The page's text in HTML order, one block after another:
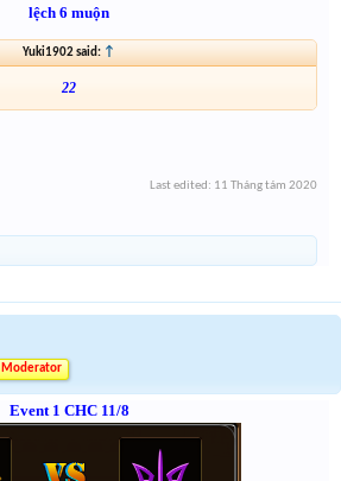
lệch 6 muộn
Yuki1902 said: ↑
22
Last edited: 11 Tháng tám 2020
Moderator
Event 1 CHC 11/8